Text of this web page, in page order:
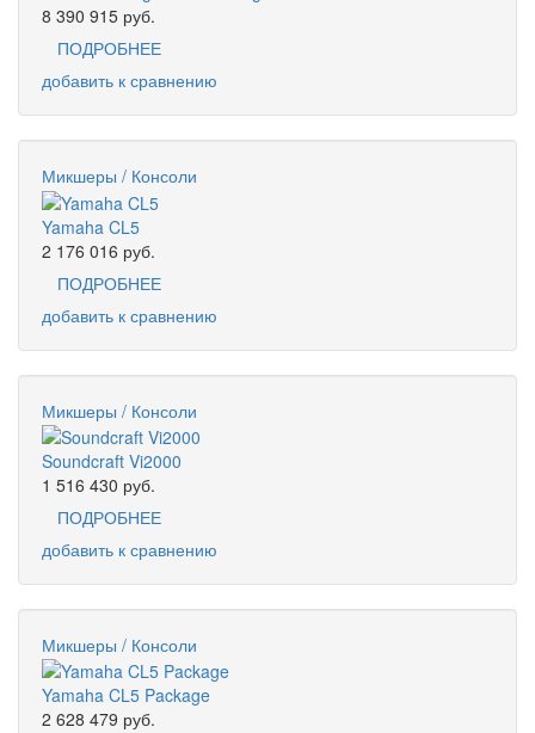
8 390 915 руб.
ПОДРОБНЕЕ
добавить к сравнению
Микшеры / Консоли
Yamaha CL5
2 176 016 руб.
ПОДРОБНЕЕ
добавить к сравнению
Микшеры / Консоли
Soundcraft Vi2000
1 516 430 руб.
ПОДРОБНЕЕ
добавить к сравнению
Микшеры / Консоли
Yamaha CL5 Package
2 628 479 руб.